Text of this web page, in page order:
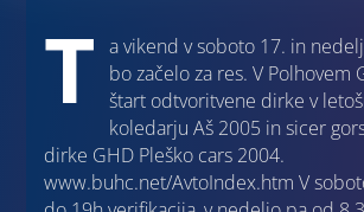
T
a vikend v soboto 17. in
bo začelo za res. V Polhovem
štart odtvoritvene dirke v
koledarju Aš 2005 in sicer
dirke GHD Pleško cars 2004.
www.buhc.net/AvtoIndex.htm V